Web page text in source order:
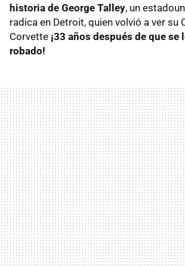
historia de George Talley, un
radica en Detroit, quien volvió a ver su
Corvette ¡33 años después de que se
robado!